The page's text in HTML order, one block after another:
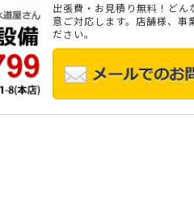
出張費・お見積り無料！ど
意ご対応します。店舗様、事
ださい。